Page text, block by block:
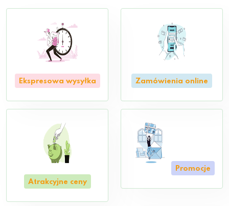
Ekspresowa wysyłka Zamówienia online
Atrakcyjne ceny
Promocje